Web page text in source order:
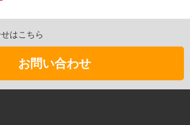
はこちら
お問い合わせ